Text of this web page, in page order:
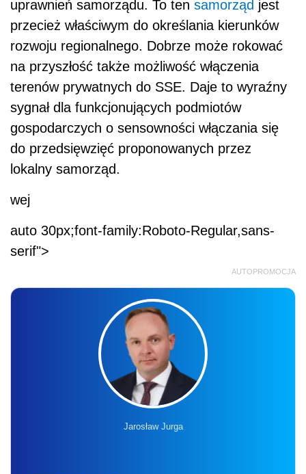
uprawnień samorządu. To ten samorząd jest
przecież właściwym do określania kierunków
rozwoju regionalnego. Dobrze może rokować
na przyszłość także możliwość włączenia
terenów prywatnych do SSE. Daje to wyraźny
sygnał dla funkcjonujących podmiotów
gospodarczych o sensowności włączania się
do przedsięwzięć proponowanych przez
lokalny samorząd.
wej
auto 30px;font-family:Roboto-Regular,sans-
serif">
AUTOPROMOCJA
Jarosław Jurga